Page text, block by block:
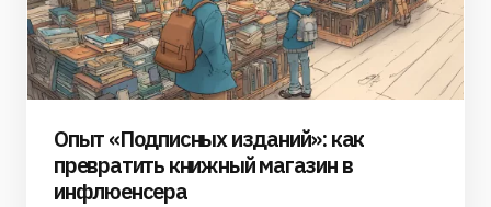
Опыт «Подписных изданий»: как
превратить книжный магазин в
инфлюенсера